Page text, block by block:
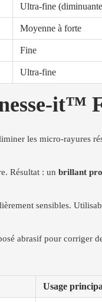
Ultra-fine
Moyenne à forte
Fine
Ultra-fine
it™
les micro-rayures
Résultat : un brillant
sensibles.
abrasif pour corriger
Usage